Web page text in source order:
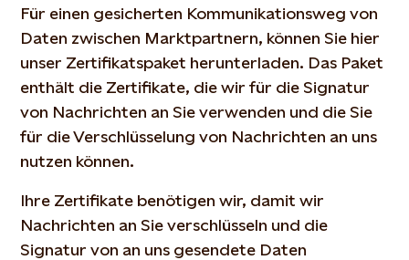
Für einen gesicherten Kommunikationsweg von
Daten zwischen Marktpartnern, können Sie hier
unser Zertifikatspaket herunterladen. Das Paket
enthält die Zertifikate, die wir für die Signatur
von Nachrichten an Sie verwenden und die Sie
für die Verschlüsselung von Nachrichten an uns
nutzen können.
Ihre Zertifikate benötigen wir, damit wir
Nachrichten an Sie verschlüsseln und die
Signatur von an uns gesendete Daten